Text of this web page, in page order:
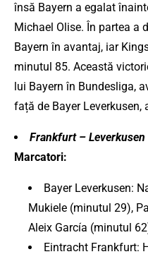
însă Bayern a egalat
Michael Olise. În partea a
Bayern în avantaj, iar
minutul 85. Această
lui Bayern în Bundesliga,
față de Bayer Leverkusen,
Frankfurt – Leverkusen
Marcatori:
Bayer Leverkusen:
Mukiele (minutul 29),
Aleix García (minutul
Eintracht Frankfurt: